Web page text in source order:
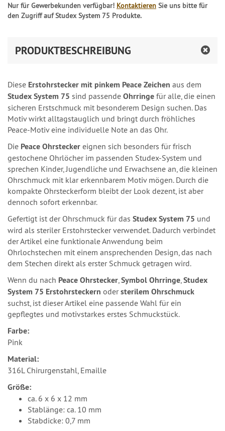
Nur für Gewerbekunden verfügbar! Kontaktieren Sie uns bitte für
den Zugriff auf Studex System 75 Produkte.
PRODUKTBESCHREIBUNG
Diese Erstohrstecker mit pinkem Peace Zeichen aus dem
Studex System 75 sind passende Ohrringe für alle, die einen
sicheren Erstschmuck mit besonderem Design suchen. Das
Motiv wirkt alltagstauglich und bringt durch fröhliches
Peace-Motiv eine individuelle Note an das Ohr.
Die Peace Ohrstecker eignen sich besonders für frisch
gestochene Ohrlöcher im passenden Studex-System und
sprechen Kinder, Jugendliche und Erwachsene an, die kleinen
Ohrschmuck mit klar erkennbarem Motiv mögen. Durch die
kompakte Ohrsteckerform bleibt der Look dezent, ist aber
dennoch sofort erkennbar.
Gefertigt ist der Ohrschmuck für das Studex System 75 und
wird als steriler Erstohrstecker verwendet. Dadurch verbindet
der Artikel eine funktionale Anwendung beim
Ohrlochstechen mit einem ansprechenden Design, das nach
dem Stechen direkt als erster Schmuck getragen wird.
Wenn du nach Peace Ohrstecker Symbol Ohrringe Studex
System 75 Erstohrsteckern odersterilem Ohrschmuck
suchst, ist dieser Artikel eine passende Wahl für ein
gepflegtes und motivstarkes erstes Schmuckstück.
Farbe:
Pink
Material:
316L Chirurgenstahl, Emaille
Größe:
ca. 6 x 6 x 12 mm
Stablänge: ca. 10 mm
Stabdicke: 0,7 mm